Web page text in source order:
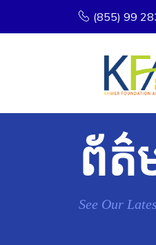
(855) 99
ព័ត៌
See Our